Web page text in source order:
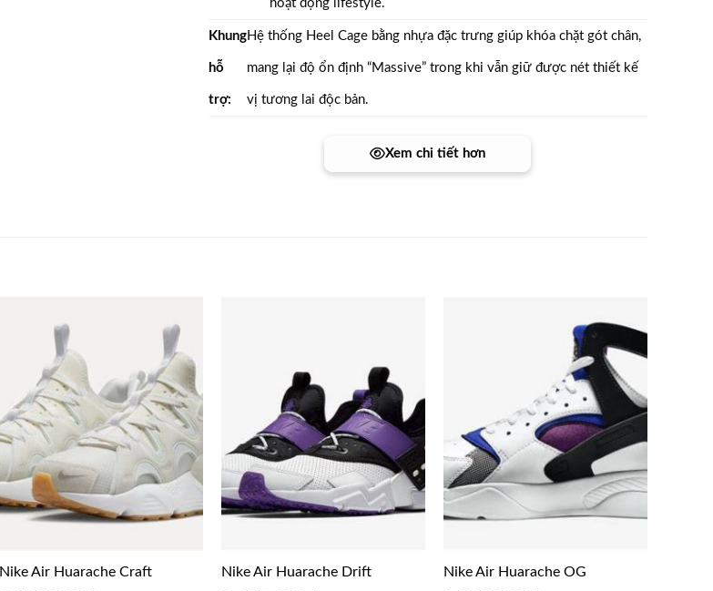
hoạt động lifestyle.
Khung
hỗ
trợ:
Hệ thống Heel Cage bằng nhựa đặc trưng giúp khóa chặt gót chân,
mang lại độ ổn định “Massive” trong khi vẫn giữ được nét thiết kế
vị tương lai độc bản.
Xem chi tiết hơn
Nike Air Huarache Craft Nike Air Huarache Drift Nike Air Huarache OG